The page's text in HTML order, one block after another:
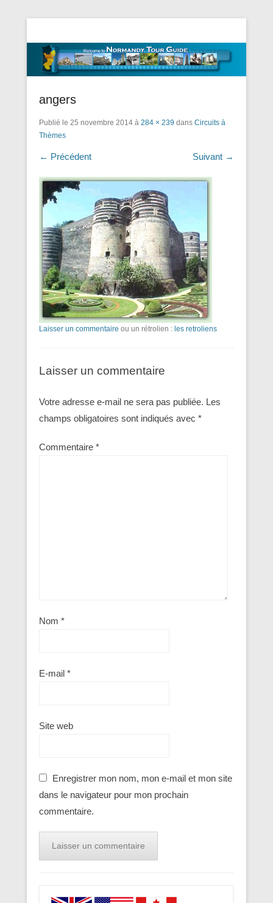
Guided Normandy Tours – Guide
Touristique Normandie
angers
Publié le 25 novembre 2014 à 284 × 239 dans Circuits à
Thèmes
← Précédent Suivant →
Laisser un commentaire ou un rétrolien : les retroliens
Laisser un commentaire
Votre adresse e-mail ne sera pas publiée. Les
champs obligatoires sont indiqués avec *
Commentaire *
Nom *
E-mail *
Site web
Enregistrer mon nom, mon e-mail et mon site
dans le navigateur pour mon prochain
commentaire.